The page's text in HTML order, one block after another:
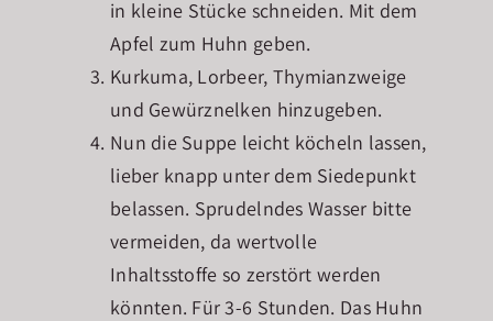
in kleine Stücke schneiden. Mit dem
Apfel zum Huhn geben.
Kurkuma, Lorbeer, Thymianzweige
und Gewürznelken hinzugeben.
Nun die Suppe leicht köcheln lassen,
lieber knapp unter dem Siedepunkt
belassen. Sprudelndes Wasser bitte
vermeiden, da wertvolle
Inhaltsstoffe so zerstört werden
könnten. Für 3-6 Stunden. Das Huhn